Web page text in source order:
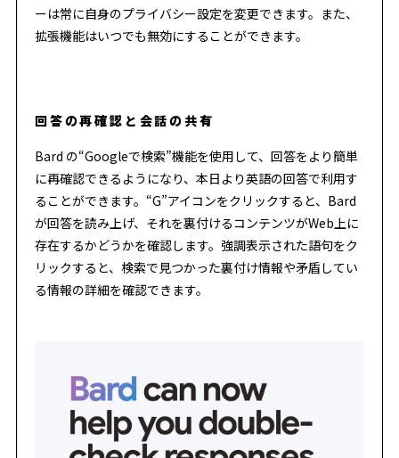
ーは常に自身のプライバシー設定を変更できます。また、
拡張機能はいつでも無効にすることができます。
回答の再確認と会話の共有
Bard の“Googleで検索”機能を使用して、回答をより簡単
に再確認できるようになり、本日より英語の回答で利用す
ることができます。“G”アイコンをクリックすると、Bard
が回答を読み上げ、それを裏付けるコンテンツがWeb上に
存在するかどうかを確認します。強調表示された語句をク
リックすると、検索で見つかった裏付け情報や矛盾してい
る情報の詳細を確認できます。